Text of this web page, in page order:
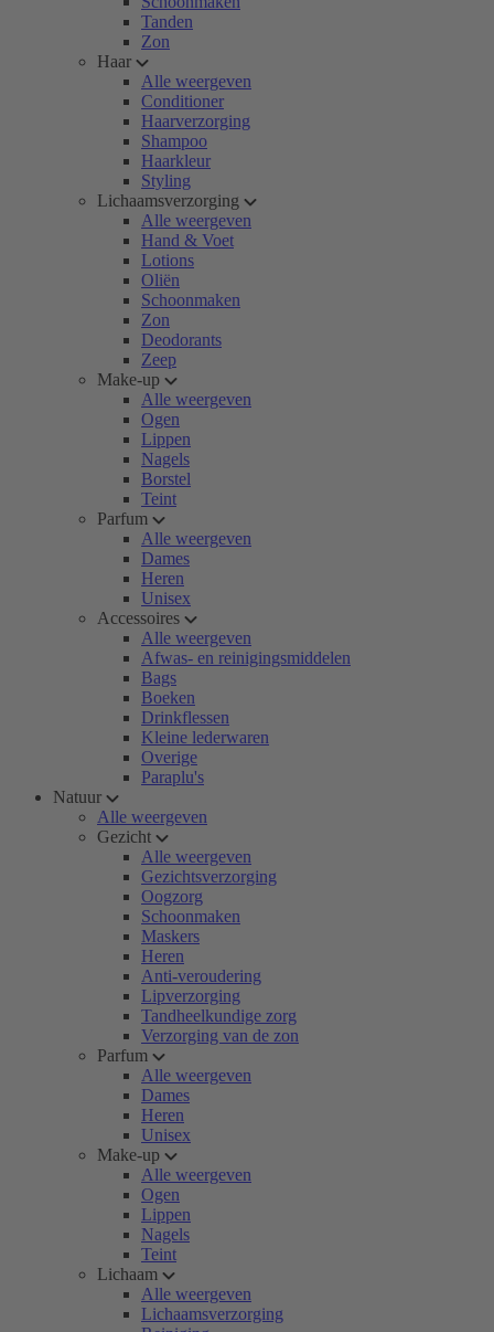
Tanden
Zon
Haar
Alle weergeven
Conditioner
Haarverzorging
Shampoo
Haarkleur
Styling
Lichaamsverzorging
Alle weergeven
Hand & Voet
Lotions
Oliën
Schoonmaken
Zon
Deodorants
Zeep
Make-up
Alle weergeven
Ogen
Lippen
Nagels
Borstel
Teint
Parfum
Alle weergeven
Dames
Heren
Unisex
Accessoires
Alle weergeven
Afwas- en reinigingsmiddelen
Bags
Boeken
Drinkflessen
Kleine lederwaren
Overige
Paraplu's
Natuur
Alle weergeven
Gezicht
Alle weergeven
Gezichtsverzorging
Oogzorg
Schoonmaken
Maskers
Heren
Anti-veroudering
Lipverzorging
Tandheelkundige zorg
Verzorging van de zon
Parfum
Alle weergeven
Dames
Heren
Unisex
Make-up
Alle weergeven
Ogen
Lippen
Nagels
Teint
Lichaam
Alle weergeven
Lichaamsverzorging